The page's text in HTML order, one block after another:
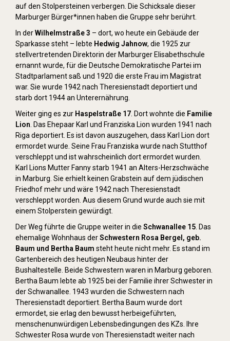
auf den Stolpersteinen verbergen. Die Schicksale dieser
Marburger Bürger*innen haben die Gruppe sehr berührt.
In derWilhelmstraße 3 – dort, wo heute ein Gebäude der
Sparkasse steht – lebte Hedwig Jahnow, die 1925 zur
stellvertretenden Direktorin der Marburger Elisabethschule
ernannt wurde, für die Deutsche Demokratische Partei im
Stadtparlament saß und 1920 die erste Frau im Magistrat
war. Sie wurde 1942 nach Theresienstadt deportiert und
starb dort 1944 an Unterernährung.
Weiter ging es zur Haspelstraße 17 . Dort wohnte die Familie
Lion . Das Ehepaar Karl und Franziska Lion wurden 1941 nach
Riga deportiert. Es ist davon auszugehen, dass Karl Lion dort
ermordet wurde. Seine Frau Franziska wurde nach Stutthof
verschleppt und ist wahrscheinlich dort ermordet wurden.
Karl Lions Mutter Fanny starb 1941 an Alters-Herzschwäche
in Marburg. Sie erhielt keinen Grabstein auf dem jüdischen
Friedhof mehr und wäre 1942 nach Theresienstadt
verschleppt worden. Aus diesem Grund wurde auch sie mit
einem Stolperstein gewürdigt.
Der Weg führte die Gruppe weiter in die Schwanallee 15 . Das
ehemalige Wohnhaus derSchwestern Rosa Bergel, geb.
Baum und Bertha Baum steht heute nicht mehr. Es stand im
Gartenbereich des heutigen Neubaus hinter der
Bushaltestelle. Beide Schwestern waren in Marburg geboren.
Bertha Baum lebte ab 1925 bei der Familie ihrer Schwester in
der Schwanallee. 1943 wurden die Schwestern nach
Theresienstadt deportiert. Bertha Baum wurde dort
ermordet, sie erlag den bewusst herbeigeführten,
menschenunwürdigen Lebensbedingungen des KZs. Ihre
Schwester Rosa wurde von Theresienstadt weiter nach